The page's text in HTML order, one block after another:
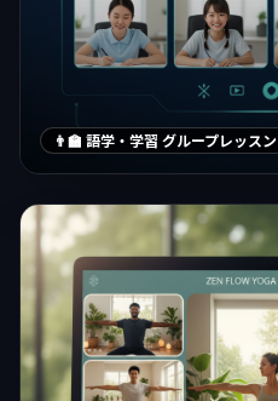
👨‍🏫 語学・学習 グループレッスン